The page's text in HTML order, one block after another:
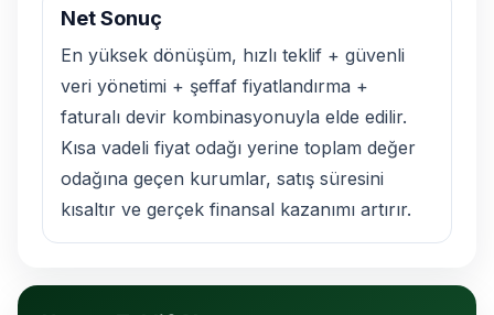
Net Sonuç
En yüksek dönüşüm, hızlı teklif + güvenli
veri yönetimi + şeffaf fiyatlandırma +
faturalı devir kombinasyonuyla elde edilir.
Kısa vadeli fiyat odağı yerine toplam değer
odağına geçen kurumlar, satış süresini
kısaltır ve gerçek finansal kazanımı artırır.